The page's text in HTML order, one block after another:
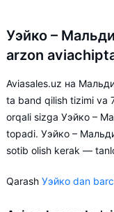
Уэйко –
arzon
Aviasales.uz на
ta band qilish tizimi va
orqali sizga Уэйко –
topadi. Уэйко –
sotib olish kerak —
Qarash Уэйко dan